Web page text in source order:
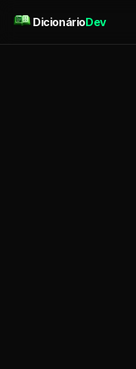
DicionárioDev